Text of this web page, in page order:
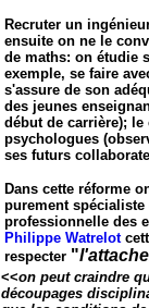
Recruter un
ensuite on ne le
de maths: on étudie
exemple, se faire
s'assure de son
des jeunes
début de carrière);
psychologues
ses futurs
Dans cette réforme
purement
professionnelle des
Philippe Watrelot
respecter "
<<on peut craindre
découpages